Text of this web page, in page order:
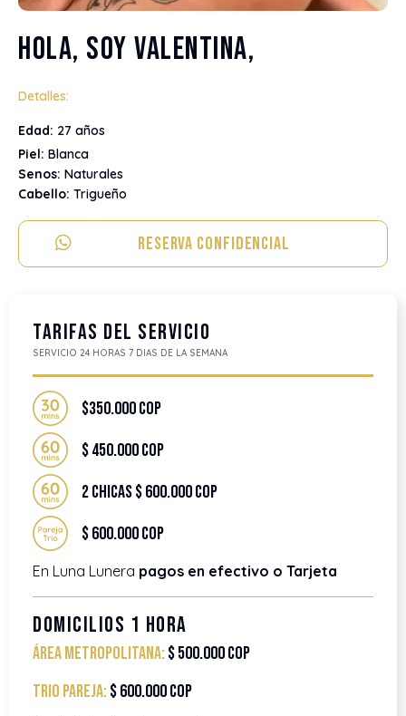
Hola, soy Valentina,
Detalles:
Edad: 27 años
Piel: Blanca
Senos: Naturales
Cabello: Trigueño
Reserva Confidencial
Tarifas del servicio
SERVICIO 24 HORAS 7 DIAS DE LA SEMANA
$350.000 COP
$ 450.000 COP
2 CHICAS $ 600.000 COP
$ 600.000 COP
En Luna Lunera pagos en efectivo o Tarjeta
Domicilios 1 Hora
Área Metropolitana:$ 500.000 COP
trio pareja:$ 600.000 COP